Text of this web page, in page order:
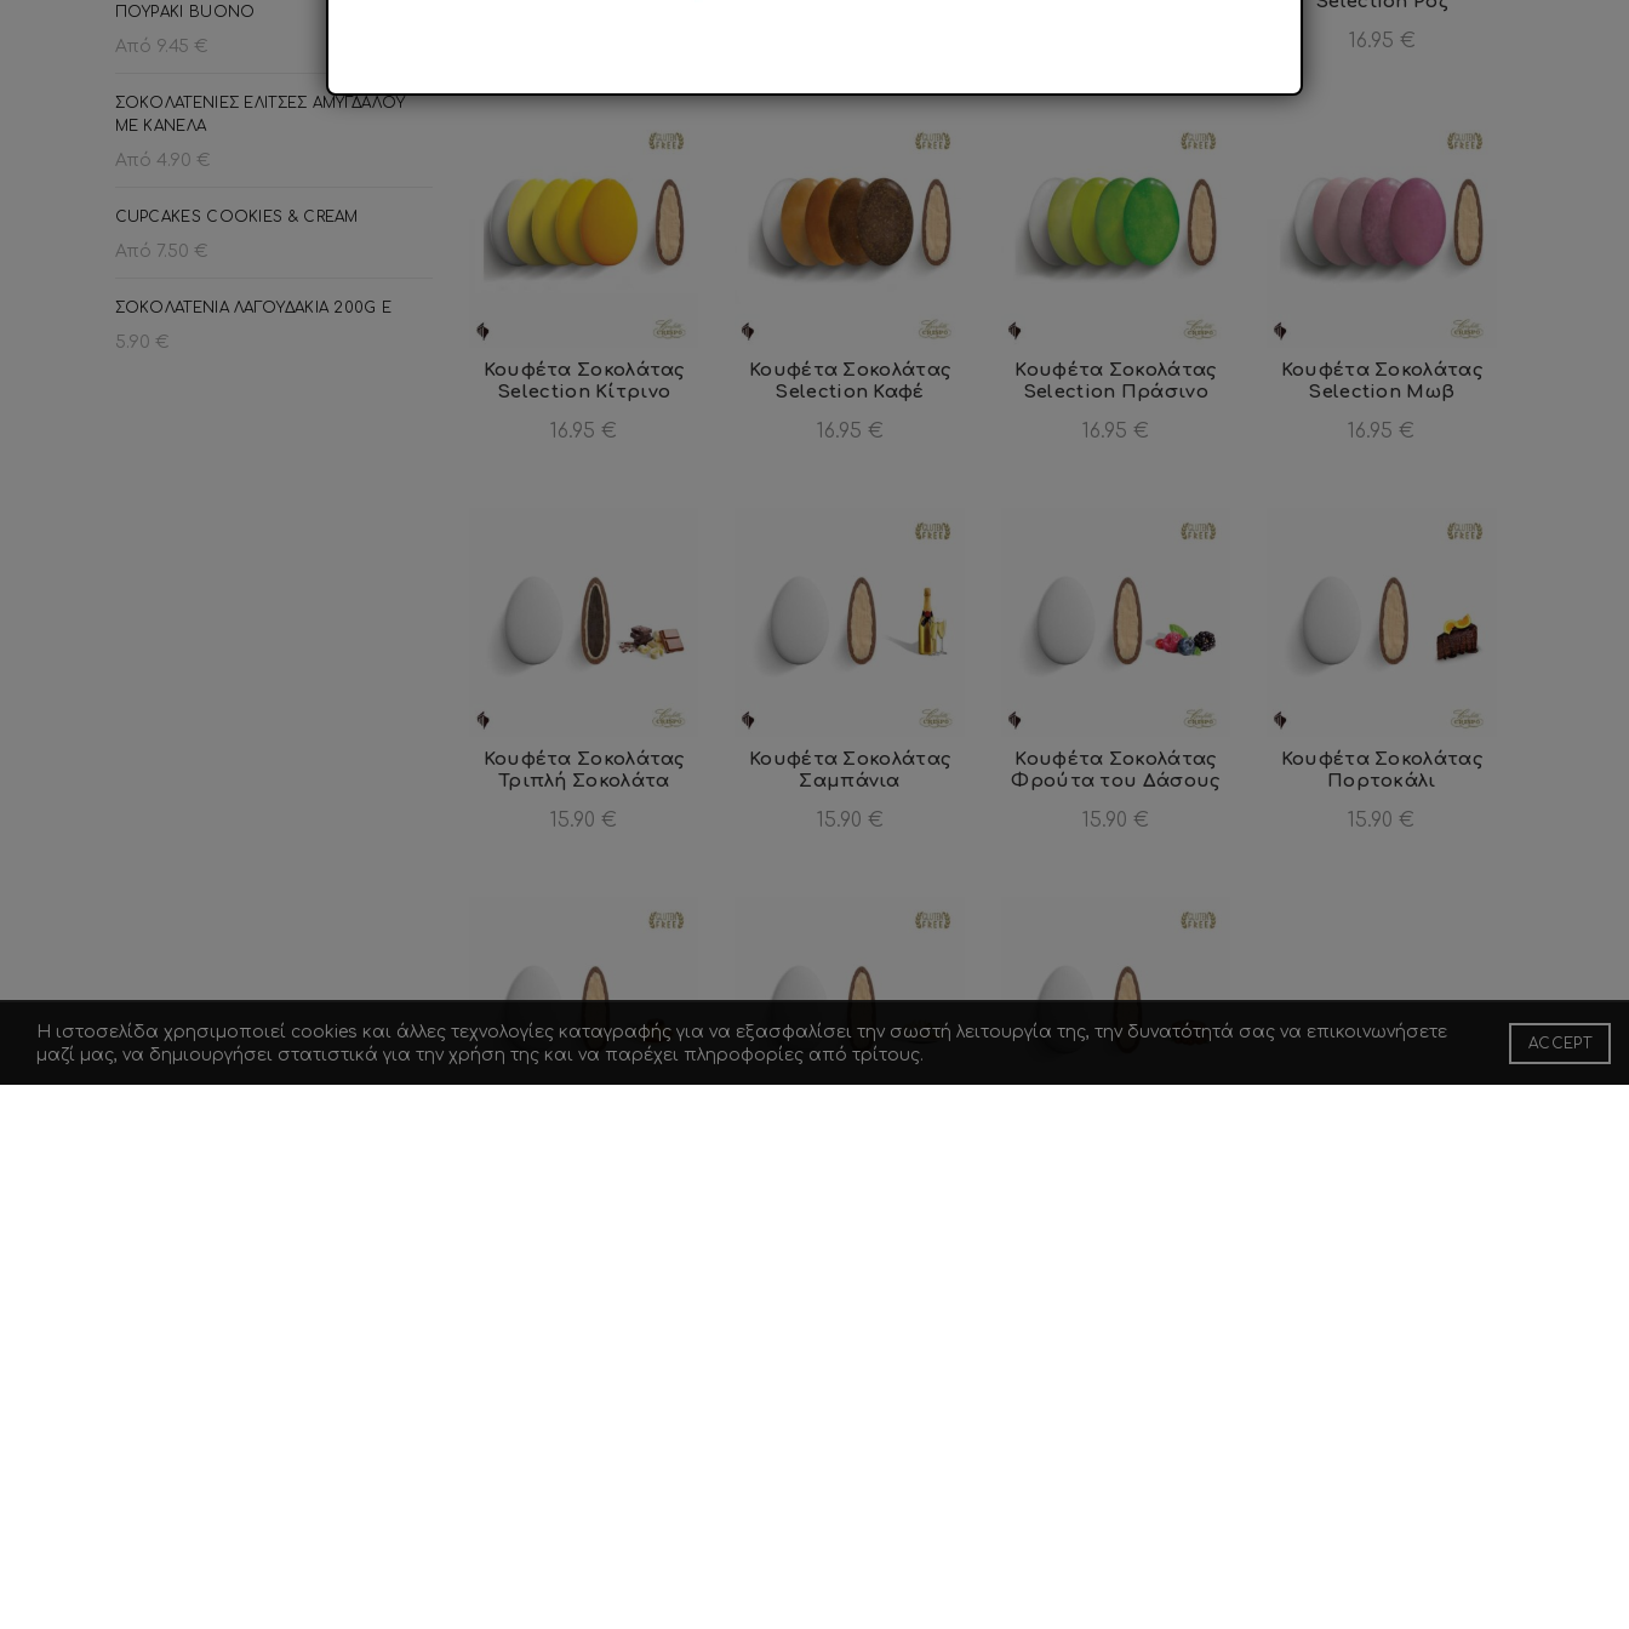
16.95 €
Κουφέτα Σοκολάτας
Selection Κίτρινο
16.95€
Κουφέτα Σοκολάτας
Selection Καφέ
16.95 €
Κουφέτα Σοκολάτας
Selection Πράσινο
16.95 €
Κουφέτα Σοκολάτας
Selection Μωβ
16.95€
Κουφέτα Σοκολάτας
Τριπλή Σοκολάτα
15.90€
Κουφέτα Σοκολάτας
Σαμπάνια
15.90 €
Κουφέτα Σοκολάτας
Φρούτα του Δάσους
15.90 €
Κουφέτα Σοκολάτας
Πορτοκάλι
15.90€
ΠΟΥΡΑΚΙ BUΟNO
Από 9.45 €
ΣΟΚΟΛΑΤΕΝΙΕΣ ΕΛΙΤΣΕΣ ΑΜΥΓΔΑΛΟΥ
ΜΕ ΚΑΝΕΛΑ
Από 4.90 €
CUPCAKES COOKIES & CREAM
Από 7.50 €
ΣΟΚΟΛΑΤΕΝΙΑ ΛΑΓΟΥΔΑΚΙΑ 200G E
5.90 €
Η ιστοσελίδα χρησιμοποιεί cookies και άλλες τεχνολογίες καταγραφής για να εξασφαλίσει την σωστή λειτουργία της, την δυνατότητά σας να επικοινωνήσετε
μαζί μας, να δημιουργήσει στατιστικά για την χρήση της και να παρέχει πληροφορίες από τρίτους.
ACCEPT